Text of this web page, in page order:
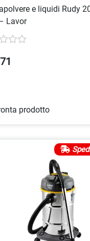
e liquidi Rudy
Lavor
prodotto